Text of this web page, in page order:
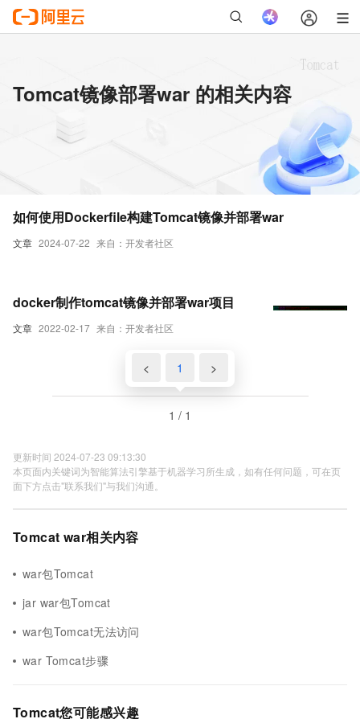
Tomcat镜像部署war 的相关内容
文章 2024-07-22 来自：开发者社区
如何使用Dockerfile构建Tomcat镜像并部署war
文章 2022-02-17 来自：开发者社区
docker制作tomcat镜像并部署war项目
< 1 >
1 / 1
更新时间 2024-07-23 09:13:30
本页面内关键词为智能算法引擎基于机器学习所生成，如有任何问题，可在页
面下方点击"联系我们"与我们沟通。
Tomcat war相关内容
war包Tomcat
jar war包Tomcat
war包Tomcat无法访问
war Tomcat步骤
Tomcat您可能感兴趣